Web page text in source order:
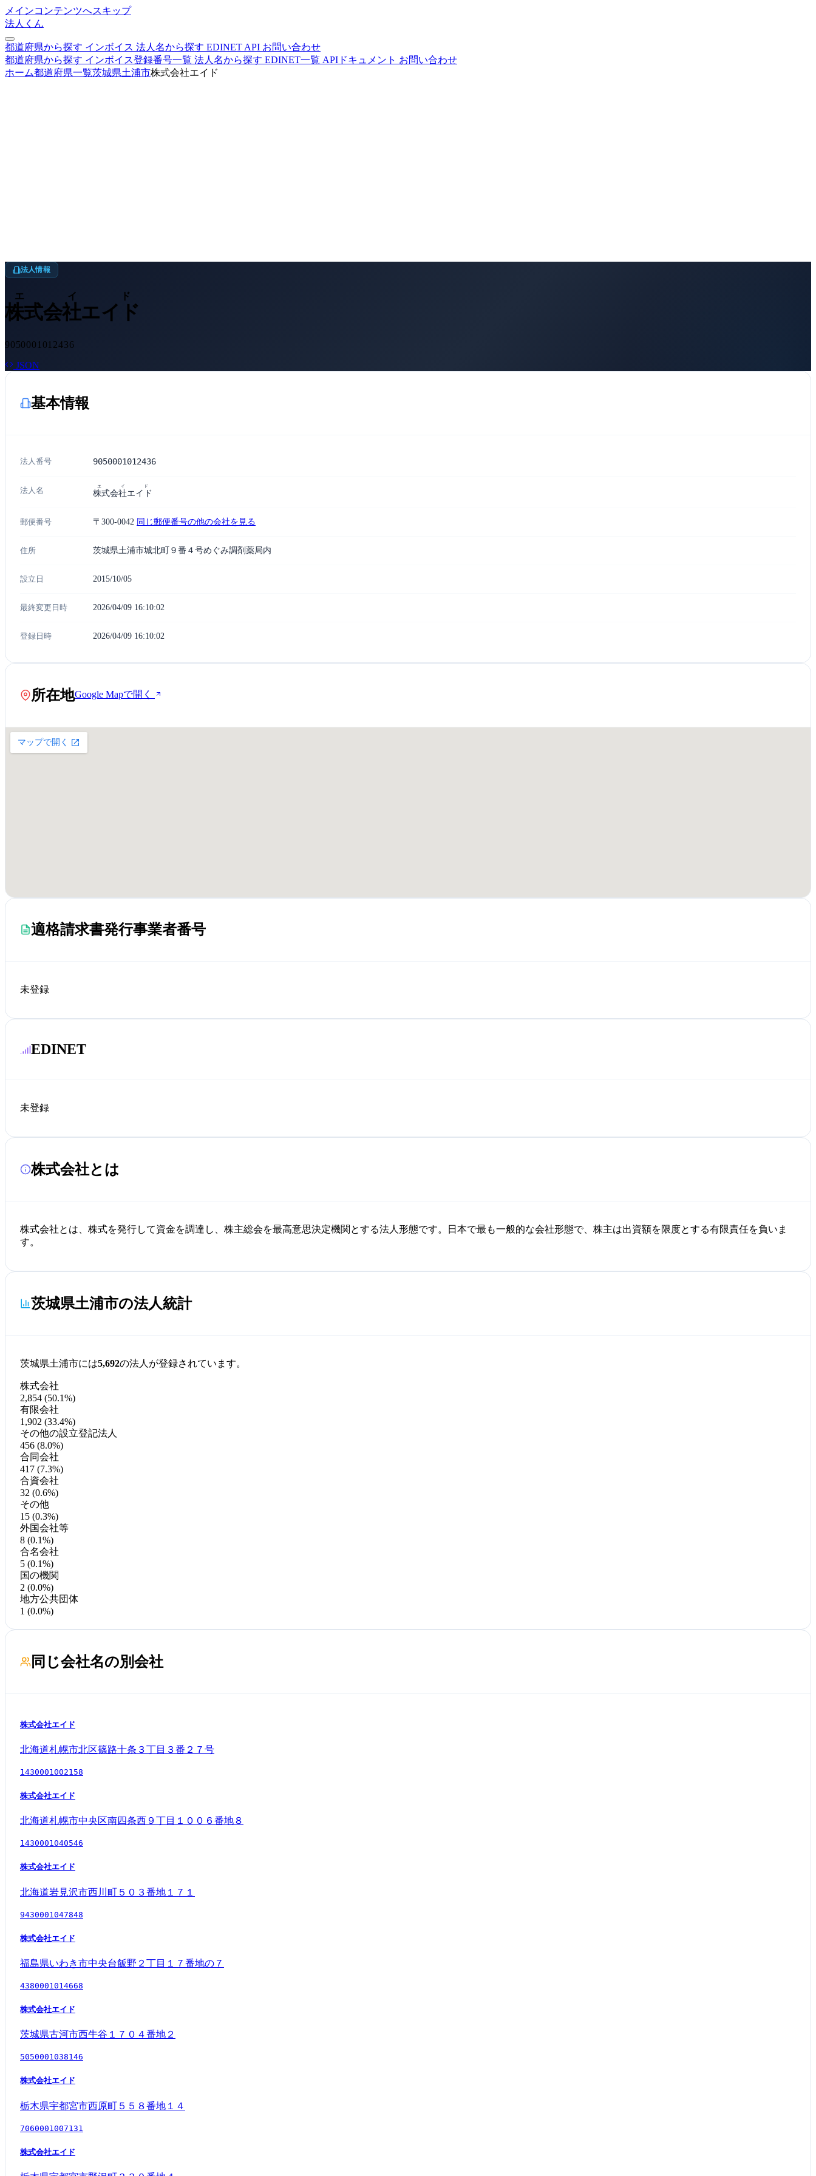
メインコンテンツへスキップ
法人くん
都道府県から探す インボイス 法人名から探す EDINET API お問い合わせ
都道府県から探す インボイス登録番号一覧 法人名から探す EDINET一覧 APIドキュメント お問い合わせ
ホーム都道府県一覧茨城県土浦市株式会社エイド
法人情報
株式会社エイド
エイド
9050001012436
JSON
基本情報
法人番号 9050001012436
法人名 株式会社エイド
エイド
郵便番号 〒300-0042 同じ郵便番号の他の会社を見る
住所 茨城県土浦市城北町９番４号めぐみ調剤薬局内
設立日 2015/10/05
最終変更日時 2026/04/09 16:10:02
登録日時 2026/04/09 16:10:02
所在地Google Mapで開く
適格請求書発行事業者番号
未登録
EDINET
未登録
株式会社とは
株式会社とは、株式を発行して資金を調達し、株主総会を最高意思決定機関とする法人形態です。日本で最も一般的な会社形態で、株主は出資額を限度とする有限責任を負いま
す。
茨城県土浦市の法人統計
茨城県土浦市には5,692の法人が登録されています。
株式会社
2,854 (50.1%)
有限会社
1,902 (33.4%)
その他の設立登記法人
456 (8.0%)
合同会社
417 (7.3%)
合資会社
32 (0.6%)
その他
15 (0.3%)
外国会社等
8 (0.1%)
合名会社
5 (0.1%)
国の機関
2 (0.0%)
地方公共団体
1 (0.0%)
同じ会社名の別会社
株式会社エイド
北海道札幌市北区篠路十条３丁目３番２７号
1430001002158
株式会社エイド
北海道札幌市中央区南四条西９丁目１００６番地８
1430001040546
株式会社エイド
北海道岩見沢市西川町５０３番地１７１
9430001047848
株式会社エイド
福島県いわき市中央台飯野２丁目１７番地の７
4380001014668
株式会社エイド
茨城県古河市西牛谷１７０４番地２
5050001038146
株式会社エイド
栃木県宇都宮市西原町５５８番地１４
7060001007131
株式会社エイド